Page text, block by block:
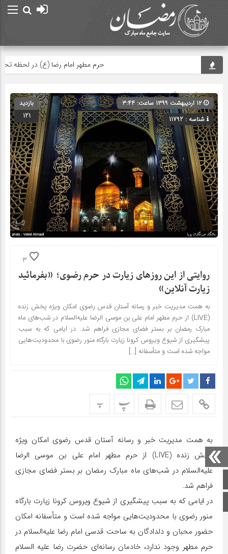
اینستاگرام
حرم مطهر امام رضا (ع) در لحظه تحویل
صفحه اصلی» گروه » دسته‌بندی نشده
شناسه : 11792
بازدید
121
3
روایتی از این روزهای زیارت در حرم رضوی؛ «بفرمائید
زیارت آنلاین»
به همت مدیریت خبر و رسانه آستان قدس رضوی امکان ویژه پخش زنده
(LIVE) از حرم مطهر امام علی بن موسی الرضا علیه‌السلام در شب‌های ماه
مبارک رمضان بر بستر فضای مجازی فراهم شد. در ایامی که به سبب
پیشگیری از شیوع ویروس کرونا زیارت بارگاه منور رضوی با محدودیت‌هایی
مواجه شده است و متأسفانه […]
پ پ
به همت مدیریت خبر و رسانه آستان قدس رضوی امکان ویژه
پخش زنده (LIVE) از حرم مطهر امام علی بن موسی الرضا
علیه‌السلام در شب‌های ماه مبارک رمضان بر بستر فضای مجازی
فراهم شد.
در ایامی که به سبب پیشگیری از شیوع ویروس کرونا زیارت بارگاه
منور رضوی با محدودیت‌هایی مواجه شده است و متأسفانه امکان
حضور محبان و دلدادگان به ساحت قدسی امام رضا علیه‌السلام در
حرم مطهر وجود ندارد، خادمان رسانه‌ای حضرت رضا علیه السلام